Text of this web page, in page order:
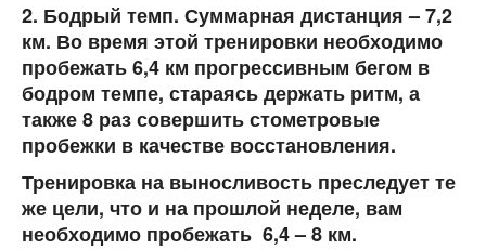
2. Бодрый темп. Суммарная дистанция – 7,2
км. Во время этой тренировки необходимо
пробежать 6,4 км прогрессивным бегом в
бодром темпе, стараясь держать ритм, а
также 8 раз совершить стометровые
пробежки в качестве восстановления.
Тренировка на выносливость преследует те
же цели, что и на прошлой неделе, вам
необходимо пробежать 6,4 – 8 км.